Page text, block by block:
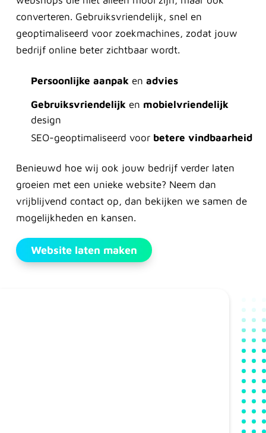
converteren. Gebruiksvriendelijk, snel en
geoptimaliseerd voor zoekmachines, zodat jouw
bedrijf online beter zichtbaar wordt.
Persoonlijke aanpak en advies
Gebruiksvriendelijk en mobielvriendelijk
design
SEO-geoptimaliseerd voor betere vindbaarheid
Benieuwd hoe wij ook jouw bedrijf verder laten
groeien met een unieke website? Neem dan
vrijblijvend contact op, dan bekijken we samen de
mogelijkheden en kansen.
Website laten maken